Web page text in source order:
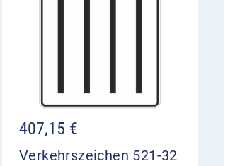
407,15 €
Verkehrszeichen 521-32